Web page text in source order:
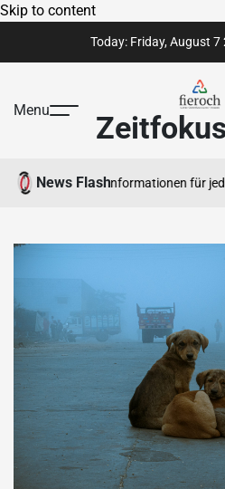
Skip to content
Today: Friday, August 7
Menu
News Flash
Rechtsinformationen für jede